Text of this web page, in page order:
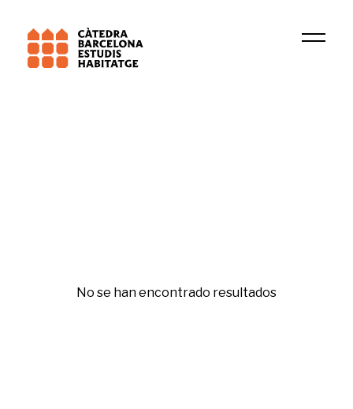
No se han encontrado resultados